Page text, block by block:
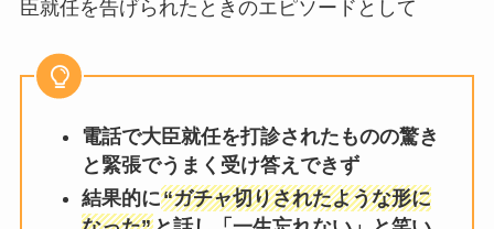
臣就任を告げられたときのエピソードとして
電話で大臣就任を打診されたものの驚き
と緊張でうまく受け答えできず
結果的に“ガチャ切りされたような形に